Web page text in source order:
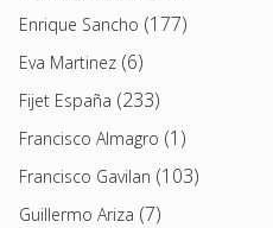
Enrique Sancho (177)
Eva Martinez (6)
Fijet España (233)
Francisco Almagro (1)
Francisco Gavilan (103)
Guillermo Ariza (7)